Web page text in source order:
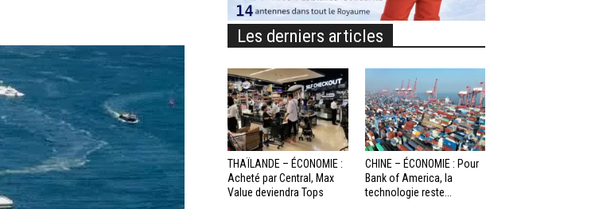
Les derniers articles
THAÏLANDE – ÉCONOMIE :
Acheté par Central, Max
Value deviendra Tops
CHINE – ÉCONOMIE : Pour
Bank of America, la
technologie reste...